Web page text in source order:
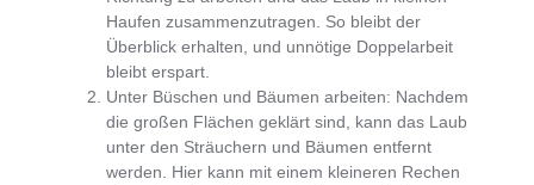
Haufen zusammenzutragen. So bleibt der
Überblick erhalten, und unnötige Doppelarbeit
bleibt erspart.
Unter Büschen und Bäumen arbeiten: Nachdem
die großen Flächen geklärt sind, kann das Laub
unter den Sträuchern und Bäumen entfernt
werden. Hier kann mit einem kleineren Rechen